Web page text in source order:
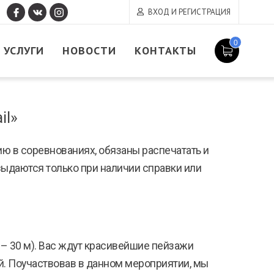
ВХОД И РЕГИСТРАЦИЯ
УСЛУГИ НОВОСТИ КОНТАКТЫ
0
в соревнованиях, обязаны распечатать и
только при наличии справки или
30 м). Вас ждут красивейшие пейзажи
Поучаствовав в данном мероприятии, мы